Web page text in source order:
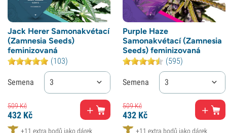
Jack Herer Samonakvétací
(Zamnesia Seeds)
feminizovaná
(103)
Semena 3
509Kč
432 Kč
+11 extra bodů jako dárek
Purple Haze
Samonakvétací (Zamnesia
Seeds) feminizovaná
(595)
Semena 3
509Kč
432 Kč
+11 extra bodů jako dárek